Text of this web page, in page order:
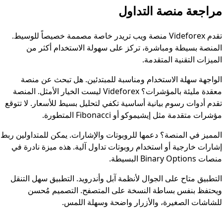
مراجعة منصة التداول
تقدم Videforex منصة ويب تريدر خاصة مصممة خصيصاً للوسيط.
المنصة بسيطة ومباشرة، تركز على سهولة الاستخدام أكثر من
الميزات التقنية المتقدمة.
الواجهة سهلة الاستخدام ومناسبة للمبتدئين. هل تبحث عن منصة
معقدة مليئة بالمؤشرات؟ Videforex ليست الخيار الأمثل. المنصة
تقدم أدوات رسوم بيانية أساسية تكفي لتحليل بسيط للأسعار. لا تتوقع
مؤشرات متقدمة مثل إيشيموكو أو Fibonacci المتطورة.
المميز في المنصة؟ دعمها للروبوتات والإشارات. يمكن للمتداولين ربط
إشارات خارجية أو استخدام روبوتات تداول آلية. هذه ميزة نادرة في
منصات Binary Options البسيطة.
التطبيق متاح على الجوال لأنظمة آبل وأندرويد. التطبيق سهل التنقل
ويحتفظ بنفس بساطة النسخة على المتصفح. التصميم مُحسن
للشاشات الصغيرة، والأزرار واضحة وسهلة اللمس.